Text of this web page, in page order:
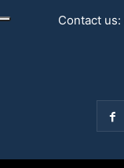
Contact us: